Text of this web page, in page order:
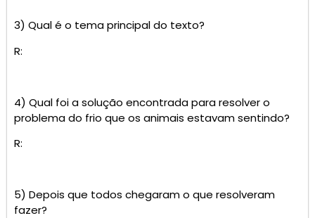
3) Qual é o tema principal do texto?
R:
4) Qual foi a solução encontrada para resolver o
problema do frio que os animais estavam sentindo?
R:
5) Depois que todos chegaram o que resolveram
fazer?